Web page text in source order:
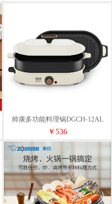
帅康多功能料理锅DGCH-12AL
￥536